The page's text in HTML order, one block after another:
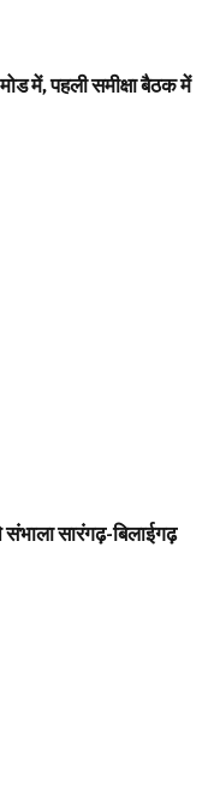
में, पहली समीक्षा बैठक में
सारंगढ़-बिलाईगढ़